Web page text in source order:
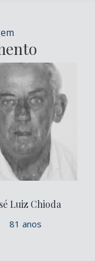
Luiz Chioda
81 anos